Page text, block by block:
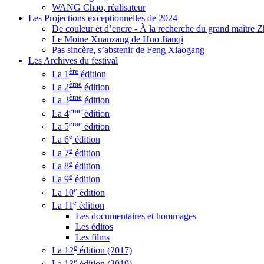
WANG Chao, réalisateur
Les Projections exceptionnelles de 2024
De couleur et d’encre - À la recherche du grand maître
Le Moine Xuanzang de Huo Jianqi
Pas sincère, s’abstenir de Feng Xiaogang
Les Archives du festival
La 1 ère édition
La 2ème édition
La 3ème édition
La 4ème édition
La 5ème édition
La 6e édition
La 7e édition
La 8e édition
La 9e édition
La 10e édition
La 11 e édition
Les documentaires et hommages
Les éditos
Les films
La 12e édition (2017)
e